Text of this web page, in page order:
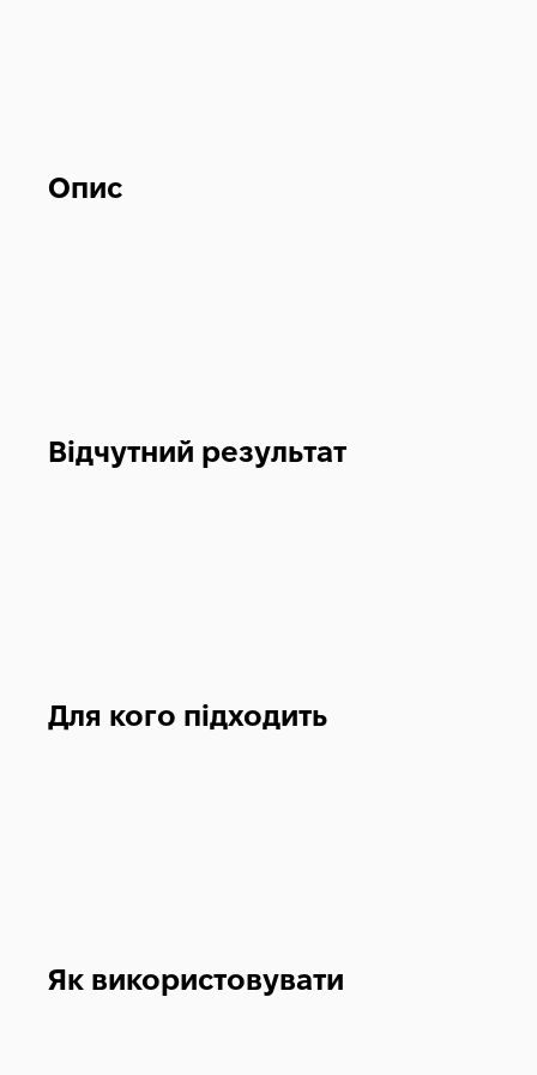
Опис
Відчутний результат
Для кого підходить
Як використовувати